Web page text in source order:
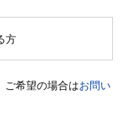
方
ご希望の場合はお問い